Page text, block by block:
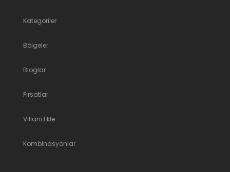
Kategoriler
Bölgeler
Bloglar
Fırsatlar
Villanı Ekle
Kombinasyonlar